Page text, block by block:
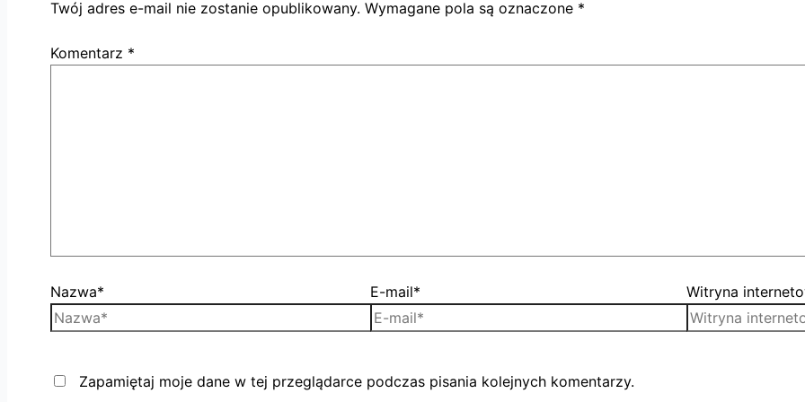
Twój adres e-mail nie zostanie opublikowany. Wymagane pola są oznaczone *
Komentarz *
Nazwa* E-mail* Witryna
Zapamiętaj moje dane w tej przeglądarce podczas pisania kolejnych komentarzy.